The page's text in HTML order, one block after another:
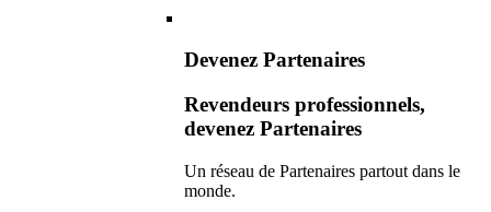
Devenez Partenaires
Revendeurs professionnels,
devenez Partenaires
Un réseau de Partenaires partout dans le
monde.